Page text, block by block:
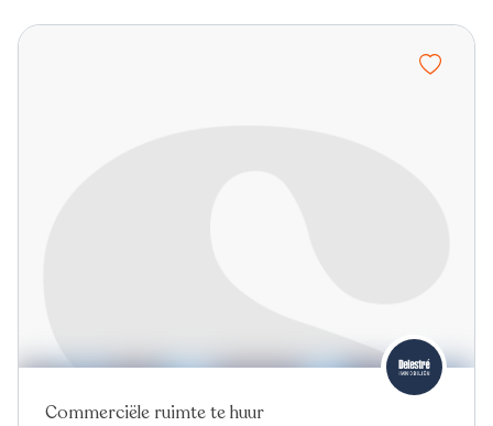
Commerciële ruimte te huur